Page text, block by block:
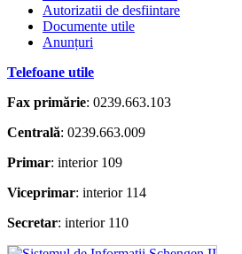
Autorizatii de desfiintare
Documente utile
Anunțuri
Telefoane utile
Fax primărie: 0239.663.103
Centrală: 0239.663.009
Primar: interior 109
Viceprimar: interior 114
Secretar: interior 110